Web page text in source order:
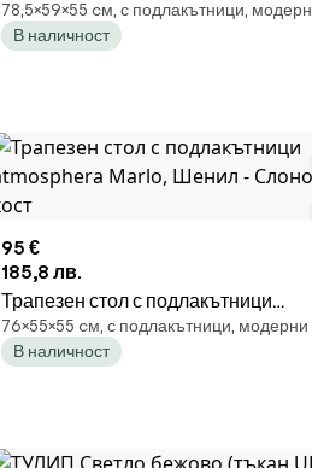
atmosphera Solea, Корд - Слонова
кост
78,5×59×55 cм, с подлакътници,
В наличност
95 €
185,8 лв.
Трапезен стол с подлакътници
atmosphera Marlo, Шенил -
кост
76×55×55 cм, с подлакътници, модерни
В наличност